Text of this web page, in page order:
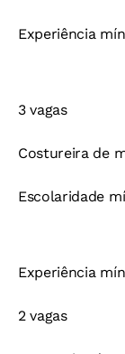
Experiência
3 vagas
Costureira de
Escolaridade
Experiência
2 vagas